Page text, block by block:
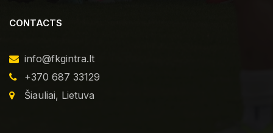
CONTACTS
info@fkgintra.lt
+370 687 33129
Šiauliai, Lietuva